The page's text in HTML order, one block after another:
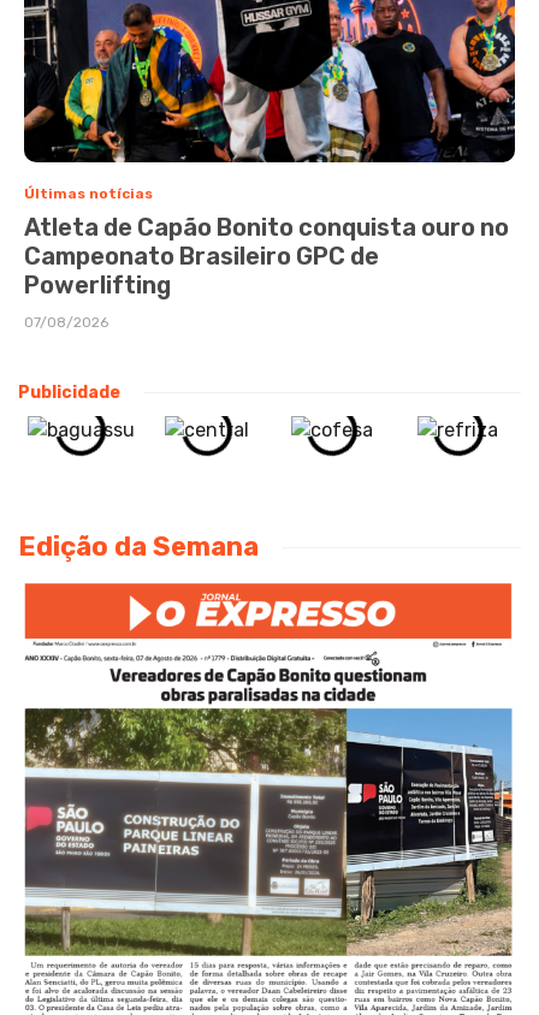
Últimas notícias
Atleta de Capão Bonito conquista ouro no
Campeonato Brasileiro GPC de
Powerlifting
07/08/2026
Publicidade
Edição da Semana